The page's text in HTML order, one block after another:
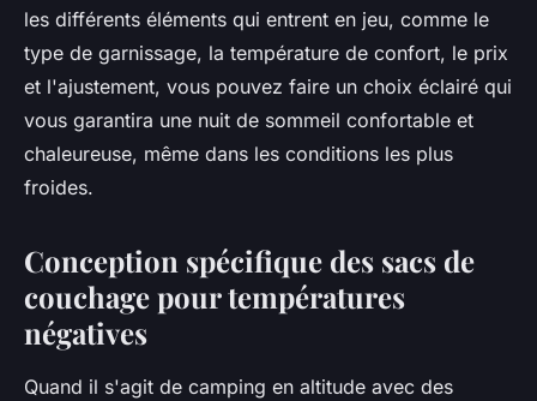
les différents éléments qui entrent en jeu, comme le
type de garnissage, la température de confort, le prix
et l'ajustement, vous pouvez faire un choix éclairé qui
vous garantira une nuit de sommeil confortable et
chaleureuse, même dans les conditions les plus
froides.
Conception spécifique des sacs de
couchage pour températures
négatives
Quand il s'agit de camping en altitude avec des